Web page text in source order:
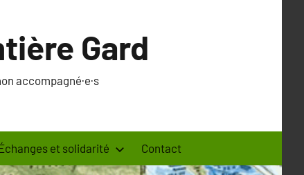
Gard
accompagné·e·s
et solidarité Contact